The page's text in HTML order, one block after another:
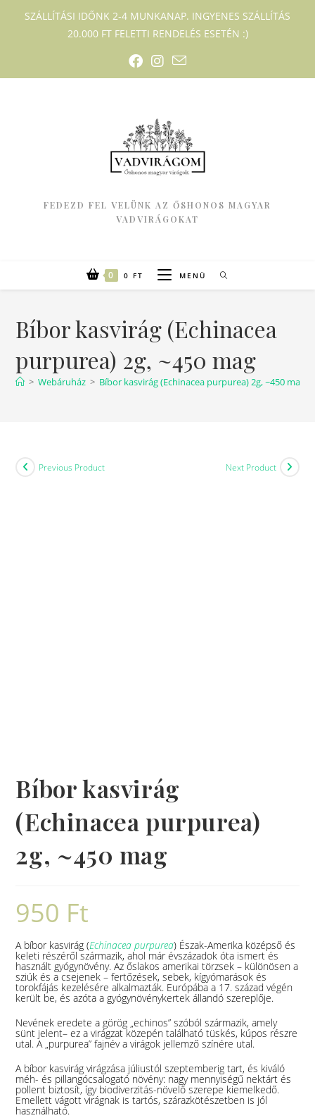
SZÁLLÍTÁSI IDŐNK 2-4 MUNKANAP. INGYENES SZÁLLÍTÁS
20.000 FT FELETTI RENDELÉS ESETÉN :)
FEDEZD FEL VELÜNK AZ ŐSHONOS MAGYAR
VADVIRÁGOKAT
0 0 FT MENÜ
Bíbor kasvirág (Echinacea
purpurea) 2g, ~450 mag
> Webáruház > Bíbor kasvirág (Echinacea purpurea) 2g, ~450 mag
Previous Product Next Product
Bíbor kasvirág
(Echinacea purpurea)
2g, ~450 mag
950 Ft
A bíbor kasvirág (Echinacea purpurea) Észak-Amerika középső és
keleti részéről származik, ahol már évszázadok óta ismert és
használt gyógynövény. Az őslakos amerikai törzsek – különösen a
sziúk és a csejenek – fertőzések, sebek, kígyómarások és
torokfájás kezelésére alkalmazták. Európába a 17. század végén
került be, és azóta a gyógynövénykertek állandó szereplője.
Nevének eredete a görög „echinos” szóból származik, amely
sünt jelent– ez a virágzat közepén található tüskés, kúpos részre
utal. A „purpurea” fajnév a virágok jellemző színére utal.
A bíbor kasvirág virágzása júliustól szeptemberig tart, és kiváló
méh- és pillangócsalogató növény: nagy mennyiségű nektárt és
pollent biztosít, így biodiverzitás-növelő szerepe kiemelkedő.
Emellett vágott virágnak is tartós, szárazkötészetben is jól
használható.